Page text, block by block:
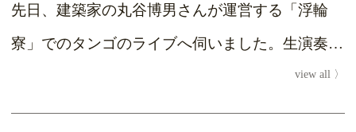
先日、建築家の丸谷博男さんが運営する「浮輪
寮」でのタンゴのライブへ伺いました。生演奏の
フルリ...
view all